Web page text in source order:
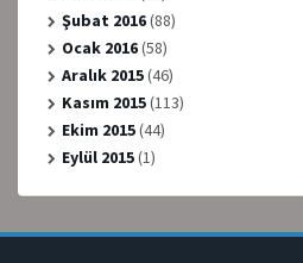
Şubat 2016(88)
Ocak 2016(58)
Aralık 2015(46)
Kasım 2015(113)
Ekim 2015(44)
Eylül 2015(1)